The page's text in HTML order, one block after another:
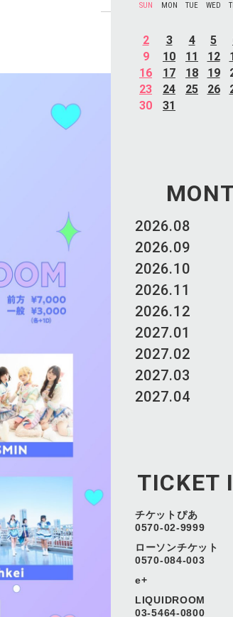
SUN MON TUE WED
2
3 4 5
9
10 11 12
16
17 18 19
23
24 25 26
30
31
2026.08
2026.09
2026.10
2026.11
2026.12
2027.01
2027.02
2027.03
2027.04
TICKET
チケットぴあ
0570-02-9999
ローソンチケット
0570-084-003
e+
LIQUIDROOM
03-5464-0800